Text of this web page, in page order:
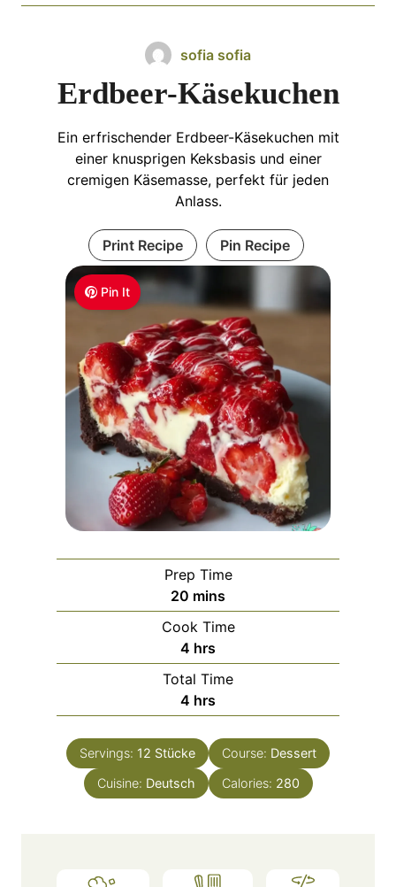
Pin It
sofia sofia
Erdbeer-Käsekuchen
Ein erfrischender Erdbeer-Käsekuchen mit
einer knusprigen Keksbasis und einer
cremigen Käsemasse, perfekt für jeden
Anlass.
Print Recipe Pin Recipe
Prep Time
20 m
i
n
u
t
e
s
mins
Cook Time
4 h
o
u
hrs
Total Time
4 h
o
u
r
s
hrs
Servings: 12 Stücke Course: Dessert
Cuisine: Deutsch Calories: 280